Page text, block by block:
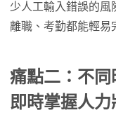
少人工輸入錯誤的風
離職、考勤都能輕易
痛點二：不
即時掌握人力